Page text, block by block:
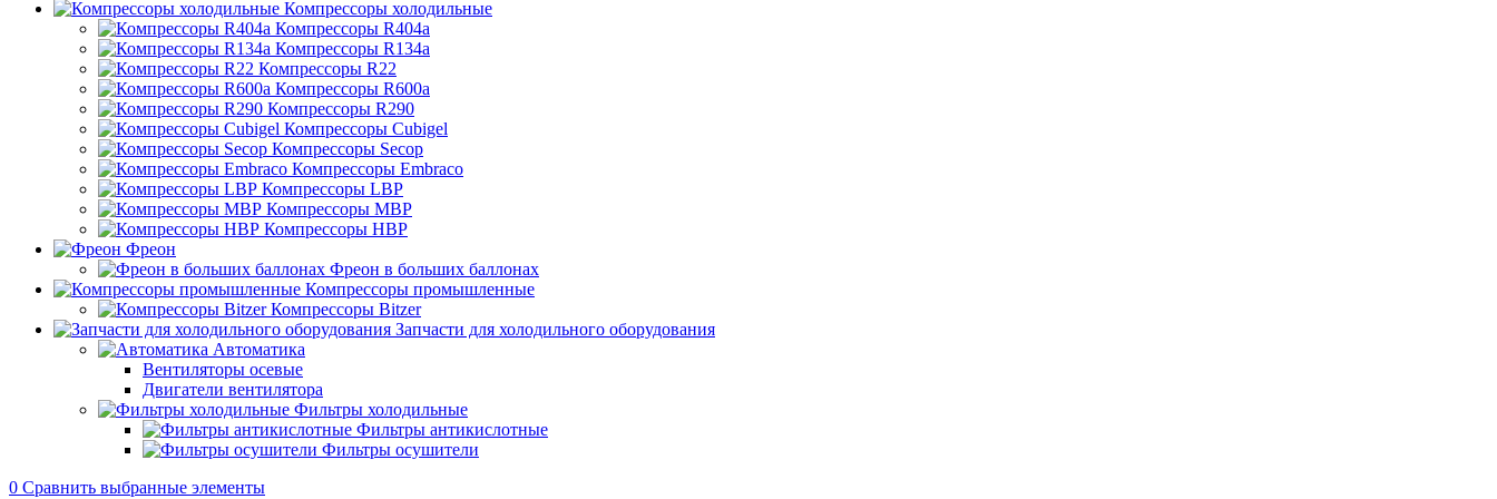
Компрессоры холодильные
Компрессоры R404a
Компрессоры R134a
Компрессоры R22
Компрессоры R600a
Компрессоры R290
Компрессоры Cubigel
Компрессоры Secop
Компрессоры Embraco
Компрессоры LBP
Компрессоры MBP
Компрессоры HBP
Фреон
Фреон в больших баллонах
Компрессоры промышленные
Компрессоры Bitzer
Запчасти для холодильного оборудования
Автоматика
Вентиляторы осевые
Двигатели вентилятора
Фильтры холодильные
Фильтры антикислотные
Фильтры осушители
0 Сравнить выбранные элементы